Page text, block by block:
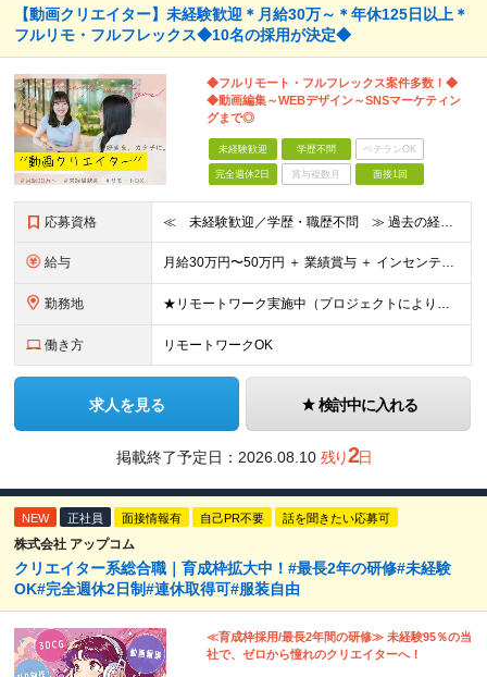
【動画クリエイター】未経験歓迎＊月給30万～＊年休125日以上＊
フルリモ・フルフレックス◆10名の採用が決定◆
◆フルリモート・フルフレックス案件多数！◆
◆動画編集～WEBデザイン～SNSマーケティン
グまで◎
未経験歓迎 学歴不問 ベテランOK
完全週休2日 賞与複数月 面接1回
応募資格 ≪ 未経験歓迎／学歴・職歴不問 ≫ 過去の経歴は一切不問。 「いままで」よりも「これから」を 重視した採用を行っています！ ▼▼こんな想いがある方大歓迎▼▼ ・WEBデザインに興味がある！ ・自由な
給与 ⽉給30万円〜50万円 ＋ 業績賞与 ＋ インセンティブ賞与 経験者：35万円～ ※IT新人時25万円〜 ※経験・スキルを考慮の上、決定します。 ※経験者は別途優遇！ ★試⽤期間：3ヶ⽉ ★学
勤務地 ★リモートワーク実施中（プロジェクトによりフルリモートもあり） ★配属先は希望を最⼤限考慮
働き方 リモートワークOK
求人を見る 検討中に入れる
掲載終了予定日： 2026.08.10 残り2日
NEW 正社員 面接情報有 自己PR不要 話を聞きたい応募可
株式会社 アップコム
クリエイター系総合職｜育成枠拡大中！#最長2年の研修#未経験
OK#完全週休2日制#連休取得可#服装自由
≪育成枠採用/最長2年間の研修≫ 未経験95％の当
社で、ゼロから憧れのクリエイターへ！